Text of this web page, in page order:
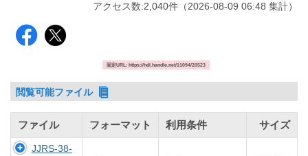
アクセス数:2,040件 （2026-08-09 06:48 集計）
固定URL: https://hdl.handle.net/11094/20523
閲覧可能ファイル
ファイル フォーマット 利用条件 サイズ
JJRS-38-